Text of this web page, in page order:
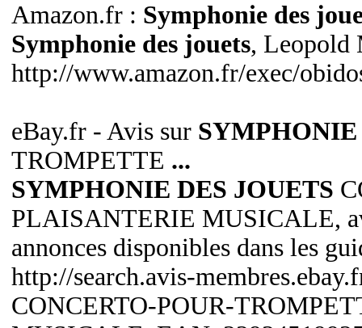
Amazon.fr : Symphonie des
Symphonie des jouets, Leopold
http://www.amazon.fr/exec/
eBay.fr - Avis sur SYMPHONIE
TROMPETTE ...
SYMPHONIE DES JOUETS
PLAISANTERIE MUSICALE,
annonces disponibles dans les
http://search.avis-
CONCERTO-POUR-